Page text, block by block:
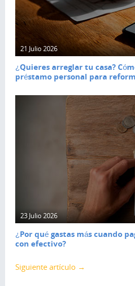
21 Julio 2026
¿Quieres arreglar tu casa?
préstamo personal para
23 Julio 2026
¿Por qué gastas más cuando
con efectivo?
Siguiente artículo →